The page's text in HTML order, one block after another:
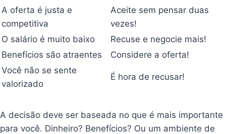
A oferta é justa e
competitiva
Aceite sem pensar duas
vezes!
O salário é muito baixo
Recuse e negocie mais!
Benefícios são atraentes
Considere a oferta!
Você não se sente
valorizado
É hora de recusar!
A decisão deve ser baseada no que é mais importante
para você. Dinheiro? Benefícios? Ou um ambiente de